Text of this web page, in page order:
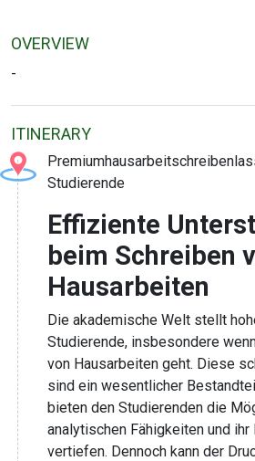
OVERVIEW
-
ITINERARY
Studierende
Effiziente
beim Schreiben
Hausarbeiten
Die akademische Welt stellt
Studierende, insbesondere
von Hausarbeiten geht. Diese
sind ein wesentlicher
bieten den Studierenden die
analytischen Fähigkeiten und
vertiefen. Dennoch kann der